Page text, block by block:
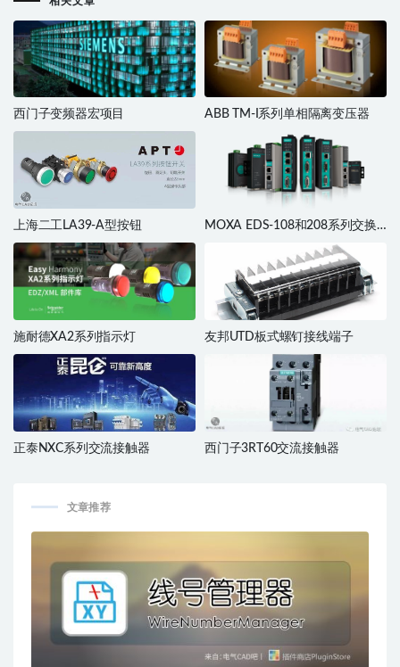
西门子变频器宏项目 ABB TM-I系列单相隔离变压器
上海二工LA39-A型按钮
MOXA EDS-108和208系列交换
施耐德XA2系列指示灯 友邦UTD板式螺钉接线端子
正泰NXC系列交流接触器 西门子3RT60交流接触器
文章推荐